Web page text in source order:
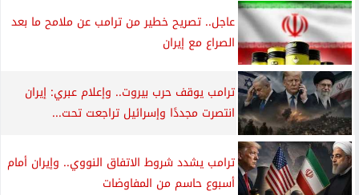
عاجل.. تصريح خطير من ترامب عن ملامح ما بعد
الصراع مع إيران
ترامب يوقف حرب بيروت.. وإعلام عبري: إيران
انتصرت مجددًا وإسرائيل تراجعت تحت...
ترامب يشدد شروط الاتفاق النووي.. وإيران أمام
أسبوع حاسم من المفاوضات